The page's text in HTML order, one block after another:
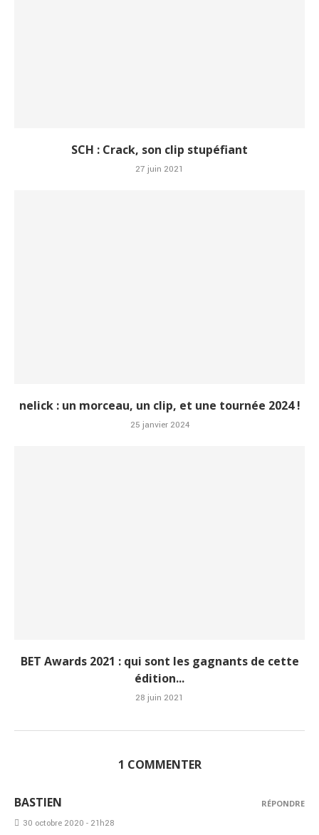
SCH : Crack, son clip stupéfiant
27 juin 2021
nelick : un morceau, un clip, et une tournée 2024 !
25 janvier 2024
BET Awards 2021 : qui sont les gagnants de cette
édition...
28 juin 2021
1 COMMENTER
BASTIEN
30 octobre 2020 - 21h28
RÉPONDRE